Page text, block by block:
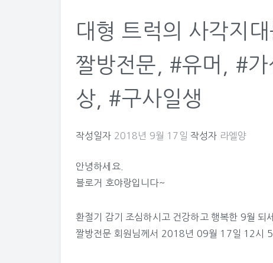
대형 트럭의 사각지
짤방전문, #유머, #
상, #구사일생
작성일자 2018년 9월 17일 작성자 라엘양
안녕하세요.
블로거 호야랑입니다~
환절기 감기 조심하시고 건강하고 행복한 9월 되
짤방전문 회원님께서 2018년 09월 17일 12시